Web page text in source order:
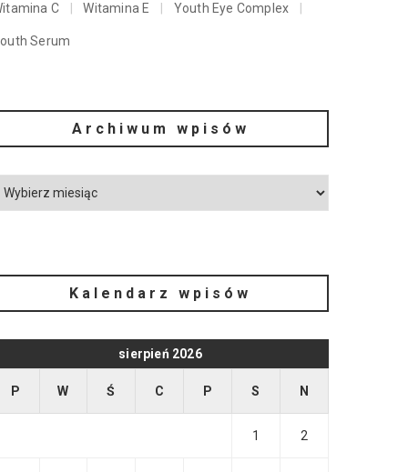
C Witamina E Youth Eye Complex
Serum
Archiwum wpisów
Kalendarz wpisów
sierpień 2026
P W Ś C P S N
1 2